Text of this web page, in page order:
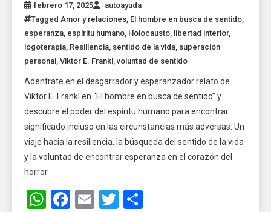
febrero 17, 2025
autoayuda
TaggedAmor y relaciones, El hombre en busca de sentido,
esperanza, espíritu humano, Holocausto, libertad interior,
logoterapia, Resiliencia, sentido de la vida, superación
personal ,Viktor E. Frankl ,voluntad de sentido
Adéntrate en el desgarrador y esperanzador relato de
Viktor E. Frankl en “El hombre en busca de sentido” y
descubre el poder del espíritu humano para encontrar
significado incluso en las circunstancias más adversas. Un
viaje hacia la resiliencia, la búsqueda del sentido de la vida
y la voluntad de encontrar esperanza en el corazón del
horror.
WhatsApp
Facebook
EmailTwitter